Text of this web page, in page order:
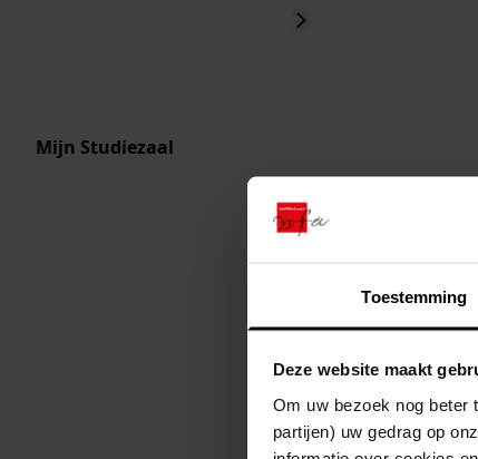
Toestemming
Deze website maakt
Om uw bezoek nog beter
partijen) uw gedrag op
Mijn Studiezaal